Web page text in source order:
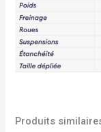
Produits